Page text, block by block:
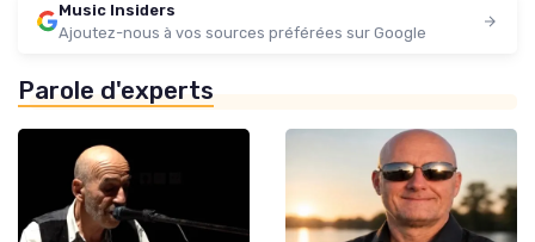
Music Insiders
Ajoutez-nous à vos sources préférées sur Google
Parole d'experts